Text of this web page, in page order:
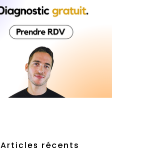
Articles récents